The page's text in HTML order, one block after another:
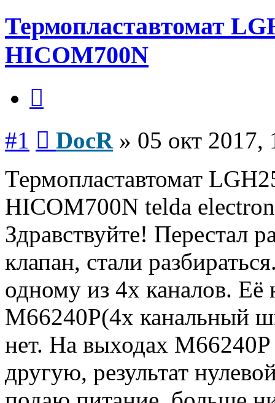
Термопластавтомат
HICOM700N
#1 DocR» 05 окт 2017,
Термопластавтомат
HICOM700N telda
Здравствуйте! Перестал
клапан, стали
одному из 4х каналов.
M66240Р(4х канальный
нет. На выходах
другую, результат